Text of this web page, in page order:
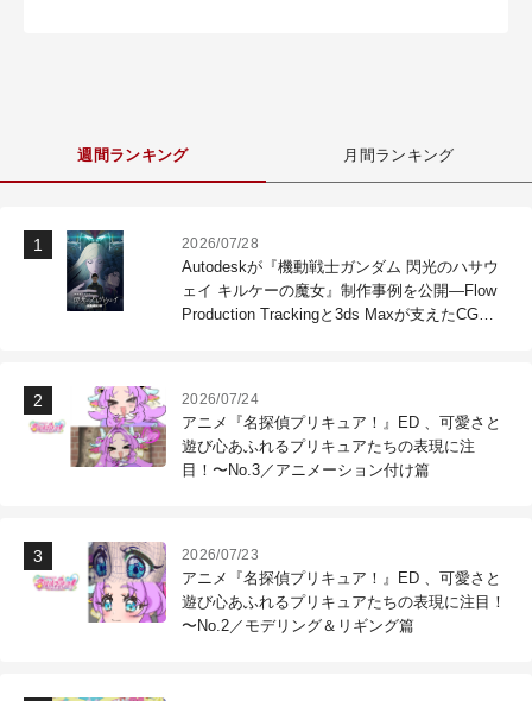
週間ランキング 月間ランキング
2026/07/28
Autodeskが『機動戦士ガンダム 閃光のハサウ
ェイ キルケーの魔女』制作事例を公開―Flow
Production Trackingと3ds Maxが支えたCG制
2026/07/24
アニメ『名探偵プリキュア！』ED 、可愛さと
遊び心あふれるプリキュアたちの表現に注
目！〜No.3／アニメーション付け篇
2026/07/23
アニメ『名探偵プリキュア！』ED 、可愛さと
遊び心あふれるプリキュアたちの表現に注目！
〜No.2／モデリング＆リギング篇